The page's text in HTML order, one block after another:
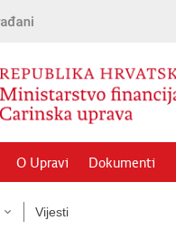
O Upravi Dokumenti
Vijesti